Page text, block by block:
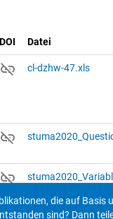
DOI Datei
link_off cl-dzhw-47.xls
link_off
link_off
die auf Basis
sind? Dann